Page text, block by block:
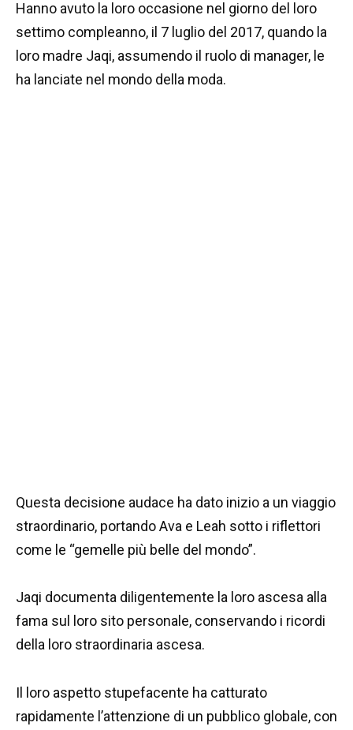
Hanno avuto la loro occasione nel giorno del loro
settimo compleanno, il 7 luglio del 2017, quando la
loro madre Jaqi, assumendo il ruolo di manager, le
ha lanciate nel mondo della moda.
Questa decisione audace ha dato inizio a un viaggio
straordinario, portando Ava e Leah sotto i riflettori
come le “gemelle più belle del mondo”.
Jaqi documenta diligentemente la loro ascesa alla
fama sul loro sito personale, conservando i ricordi
della loro straordinaria ascesa.
Il loro aspetto stupefacente ha catturato
rapidamente l’attenzione di un pubblico globale, con